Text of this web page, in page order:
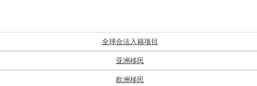
全球合法入籍项目
亚洲移民
欧洲移民